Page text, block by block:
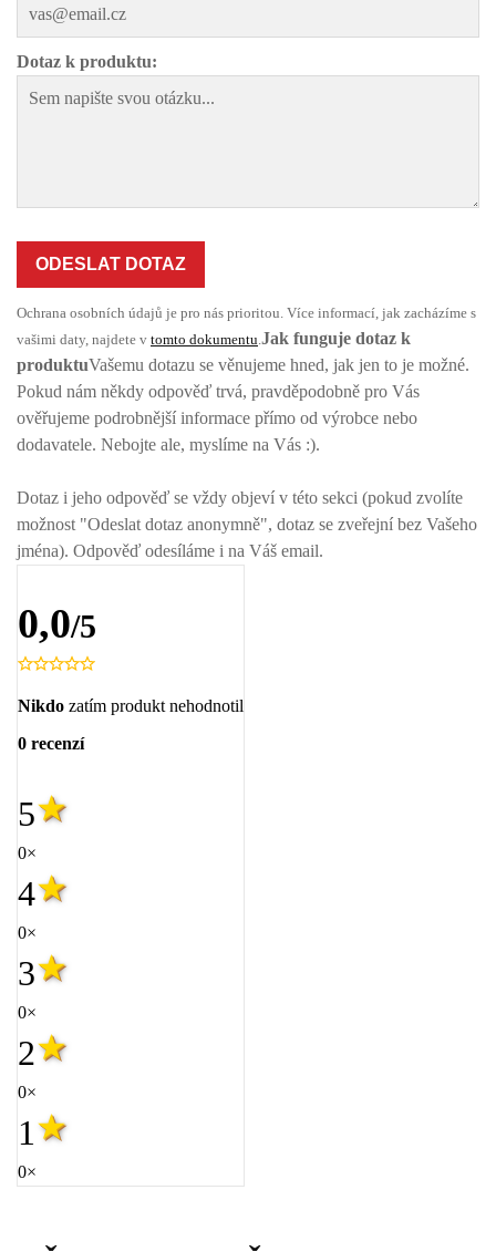
Dotaz k produktu:
ODESLAT DOTAZ
Ochrana osobních údajů je pro nás prioritou. Více informací, jak zacházíme s
vašimi daty, najdete v tomto dokumentu.Jak funguje dotaz k
produktuVašemu dotazu se věnujeme hned, jak jen to je možné.
Pokud nám někdy odpověď trvá, pravděpodobně pro Vás
ověřujeme podrobnější informace přímo od výrobce nebo
dodavatele. Nebojte ale, myslíme na Vás :).
Dotaz i jeho odpověď se vždy objeví v této sekci (pokud zvolíte
možnost "Odeslat dotaz anonymně", dotaz se zveřejní bez Vašeho
jména). Odpověď odesíláme i na Váš email.
0,0/5
Nikdo zatím produkt nehodnotil
0 recenzí
5
0×
4
0×
3
0×
2
0×
1
0×